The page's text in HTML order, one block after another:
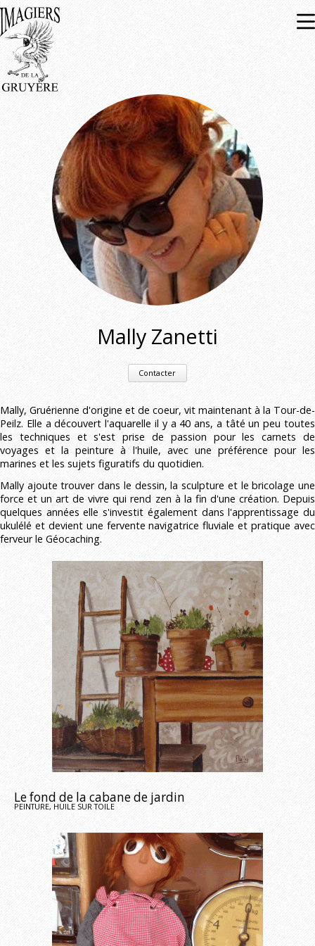
Mally Zanetti
Contacter
Mally, Gruérienne d'origine et de coeur, vit maintenant à la Tour-de-
Peilz. Elle a découvert l'aquarelle il y a 40 ans, a tâté un peu toutes
les techniques et s'est prise de passion pour les carnets de
voyages et la peinture à l'huile, avec une préférence pour les
marines et les sujets figuratifs du quotidien.
Mally ajoute trouver dans le dessin, la sculpture et le bricolage une
force et un art de vivre qui rend zen à la fin d'une création. Depuis
quelques années elle s'investit également dans l'apprentissage du
ukulélé et devient une fervente navigatrice fluviale et pratique avec
ferveur le Géocaching.
Le fond de la cabane de jardin
PEINTURE, HUILE SUR TOILE
À venir
Passées